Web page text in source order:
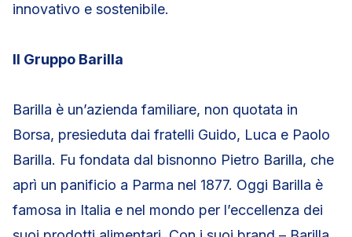
innovativo e sostenibile.
Il Gruppo Barilla
Barilla è un’azienda familiare, non quotata in
Borsa, presieduta dai fratelli Guido, Luca e Paolo
Barilla. Fu fondata dal bisnonno Pietro Barilla, che
aprì un panificio a Parma nel 1877. Oggi Barilla è
famosa in Italia e nel mondo per l’eccellenza dei